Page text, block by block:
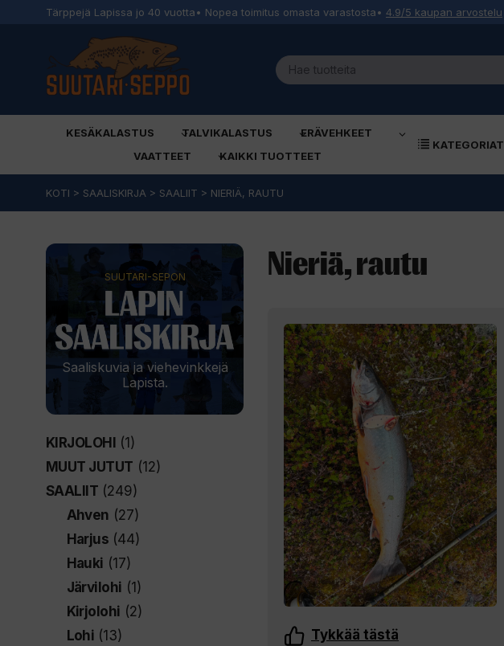
Tärppejä Lapissa jo 40 vuotta• Nopea toimitus omasta varastosta• 4.9/5 kaupan arvostelu
KESÄKALASTUS TALVIKALASTUS
ERÄVEHKEET
VAATTEET
KAIKKI TUOTTEET
KATEGORIAT
sisältöön
KOTI > SAALISKIRJA > SAALIIT > NIERIÄ, RAUTU
Nieriä, rautu
Tykkää tästä
SUUTARI-SEPON
Saaliskuvia ja viehevinkkejä
Lapista.
KIRJOLOHI
(1)
MUUT JUTUT (12)
SAALIIT (249)
Ahven (27)
Harjus (44)
Hauki (17)
Järvilohi (1)
Kirjolohi (2)
Lohi (13)